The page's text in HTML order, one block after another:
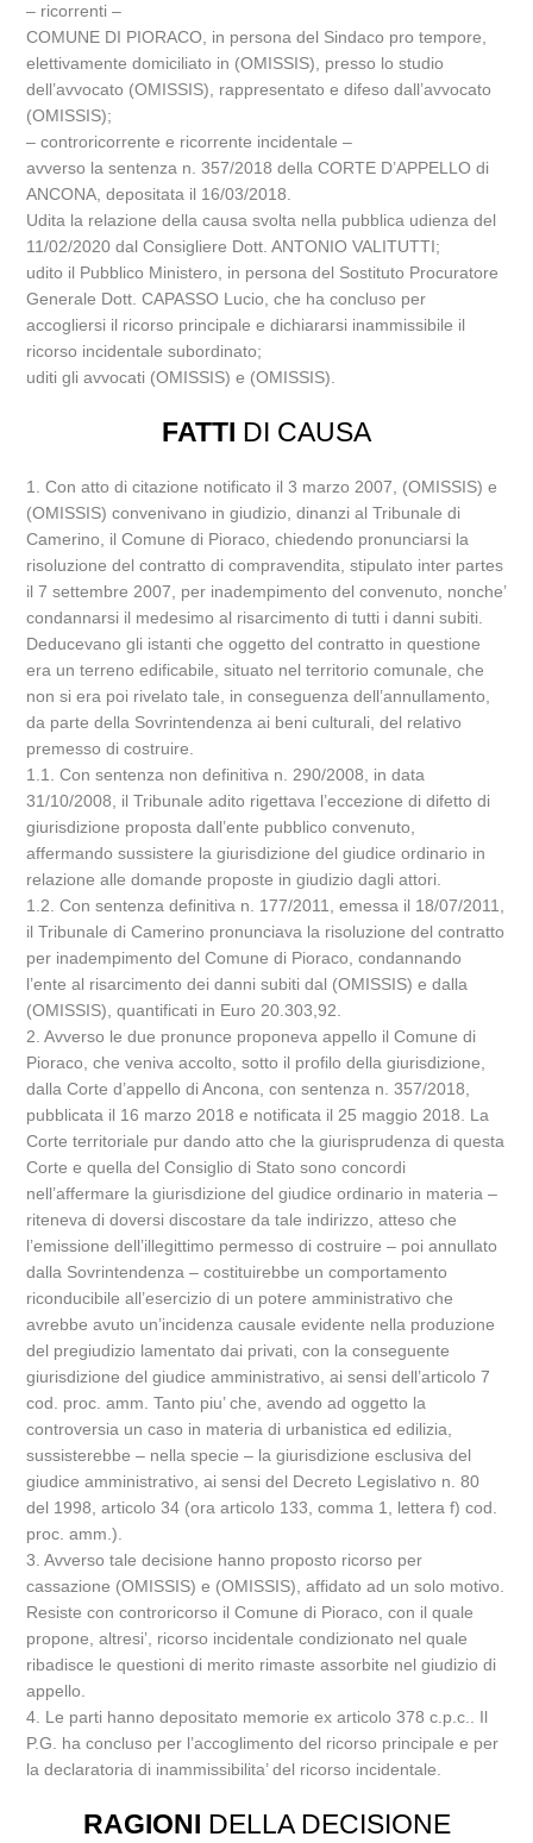
– ricorrenti –
COMUNE DI PIORACO, in persona del Sindaco pro tempore,
elettivamente domiciliato in (OMISSIS), presso lo studio
dell’avvocato (OMISSIS), rappresentato e difeso dall’avvocato
(OMISSIS);
– controricorrente e ricorrente incidentale –
avverso la sentenza n. 357/2018 della CORTE D’APPELLO di
ANCONA, depositata il 16/03/2018.
Udita la relazione della causa svolta nella pubblica udienza del
11/02/2020 dal Consigliere Dott. ANTONIO VALITUTTI;
udito il Pubblico Ministero, in persona del Sostituto Procuratore
Generale Dott. CAPASSO Lucio, che ha concluso per
accogliersi il ricorso principale e dichiararsi inammissibile il
ricorso incidentale subordinato;
uditi gli avvocati (OMISSIS) e (OMISSIS).
FATTI DI CAUSA
1. Con atto di citazione notificato il 3 marzo 2007, (OMISSIS) e
(OMISSIS) convenivano in giudizio, dinanzi al Tribunale di
Camerino, il Comune di Pioraco, chiedendo pronunciarsi la
risoluzione del contratto di compravendita, stipulato inter partes
il 7 settembre 2007, per inadempimento del convenuto, nonche’
condannarsi il medesimo al risarcimento di tutti i danni subiti.
Deducevano gli istanti che oggetto del contratto in questione
era un terreno edificabile, situato nel territorio comunale, che
non si era poi rivelato tale, in conseguenza dell’annullamento,
da parte della Sovrintendenza ai beni culturali, del relativo
premesso di costruire.
1.1. Con sentenza non definitiva n. 290/2008, in data
31/10/2008, il Tribunale adito rigettava l’eccezione di difetto di
giurisdizione proposta dall’ente pubblico convenuto,
affermando sussistere la giurisdizione del giudice ordinario in
relazione alle domande proposte in giudizio dagli attori.
1.2. Con sentenza definitiva n. 177/2011, emessa il 18/07/2011,
il Tribunale di Camerino pronunciava la risoluzione del contratto
per inadempimento del Comune di Pioraco, condannando
l’ente al risarcimento dei danni subiti dal (OMISSIS) e dalla
(OMISSIS), quantificati in Euro 20.303,92.
2. Avverso le due pronunce proponeva appello il Comune di
Pioraco, che veniva accolto, sotto il profilo della giurisdizione,
dalla Corte d’appello di Ancona, con sentenza n. 357/2018,
pubblicata il 16 marzo 2018 e notificata il 25 maggio 2018. La
Corte territoriale pur dando atto che la giurisprudenza di questa
Corte e quella del Consiglio di Stato sono concordi
nell’affermare la giurisdizione del giudice ordinario in materia –
riteneva di doversi discostare da tale indirizzo, atteso che
l’emissione dell’illegittimo permesso di costruire – poi annullato
dalla Sovrintendenza – costituirebbe un comportamento
riconducibile all’esercizio di un potere amministrativo che
avrebbe avuto un’incidenza causale evidente nella produzione
del pregiudizio lamentato dai privati, con la conseguente
giurisdizione del giudice amministrativo, ai sensi dell’articolo 7
cod. proc. amm. Tanto piu’ che, avendo ad oggetto la
controversia un caso in materia di urbanistica ed edilizia,
sussisterebbe – nella specie – la giurisdizione esclusiva del
giudice amministrativo, ai sensi del Decreto Legislativo n. 80
del 1998, articolo 34 (ora articolo 133, comma 1, lettera f) cod.
proc. amm.).
3. Avverso tale decisione hanno proposto ricorso per
cassazione (OMISSIS) e (OMISSIS), affidato ad un solo motivo.
Resiste con controricorso il Comune di Pioraco, con il quale
propone, altresi’, ricorso incidentale condizionato nel quale
ribadisce le questioni di merito rimaste assorbite nel giudizio di
appello.
4. Le parti hanno depositato memorie ex articolo 378 c.p.c.. Il
P.G. ha concluso per l’accoglimento del ricorso principale e per
la declaratoria di inammissibilita’ del ricorso incidentale.
RAGIONI DELLA DECISIONE